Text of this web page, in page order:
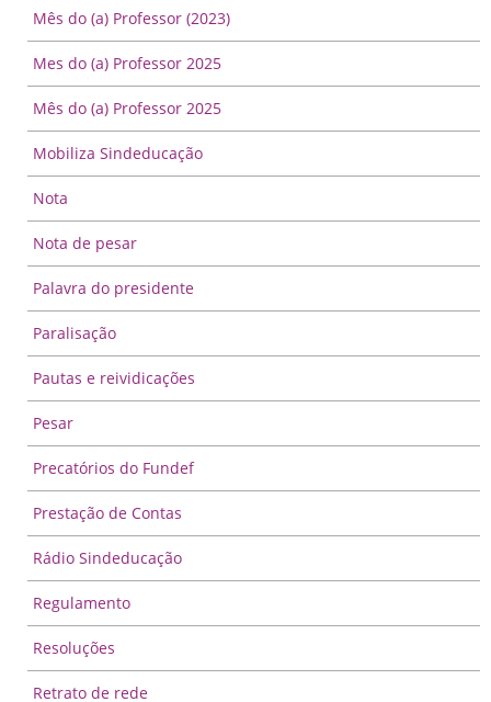
Mês do (a) Professor (2023)
Mes do (a) Professor 2025
Mês do (a) Professor 2025
Mobiliza Sindeducação
Nota
Nota de pesar
Palavra do presidente
Paralisação
Pautas e reividicações
Pesar
Precatórios do Fundef
Prestação de Contas
Rádio Sindeducação
Regulamento
Resoluções
Retrato de rede